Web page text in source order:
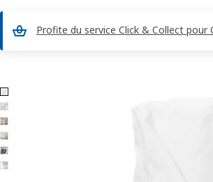
Profite du service Click & Collect pour
Images de 6 DVALA
les images